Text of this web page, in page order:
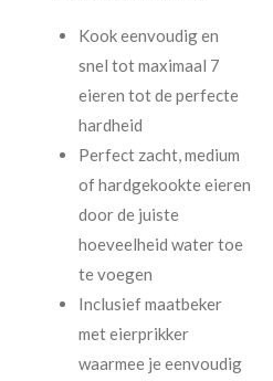
Kook eenvoudig en
snel tot maximaal 7
eieren tot de perfecte
hardheid
Perfect zacht, medium
of hardgekookte eieren
door de juiste
hoeveelheid water toe
te voegen
Inclusief maatbeker
met eierprikker
waarmee je eenvoudig